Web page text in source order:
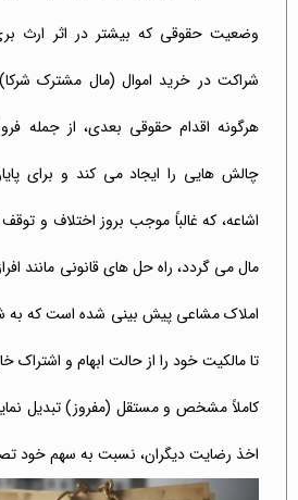
وضعیت حقوقی که بیشتر در اثر ارث
شراکت در خرید اموال (مال مشترک
هرگونه اقدام حقوقی بعدی، از جمله
چالش هایی را ایجاد می کند و برای
اشاعه، که غالباً موجب بروز اختلاف و
مال می گردد، راه حل های قانونی مانند
املاک مشاعی پیش بینی شده است که به
تا مالکیت خود را از حالت ابهام و اشتراک
کاملاً مشخص و مستقل (مفروز) تبدیل
اخذ رضایت دیگران، نسبت به سهم خود